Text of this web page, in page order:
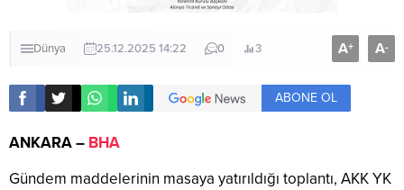
Dünya 25.12.2025 14:22 0 3 A+ A-
ABONE OL
ANKARA – BHA
Gündem maddelerinin masaya yatırıldığı toplantı, AKK YK